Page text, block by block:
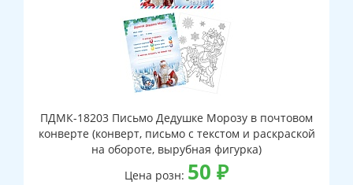
ПДМК-18203 Письмо Дедушке Морозу в почтовом
конверте (конверт, письмо с текстом и раскраской
на обороте, вырубная фигурка)
Цена розн: 50 ₽